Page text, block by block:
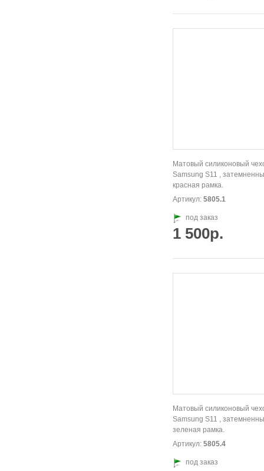
Матовый силиконовый
Samsung S11 ,
красная рамка.
Артикул: 5805.1
под заказ
1 500р.
Матовый силиконовый
Samsung S11 ,
зеленая рамка.
Артикул: 5805.4
под заказ